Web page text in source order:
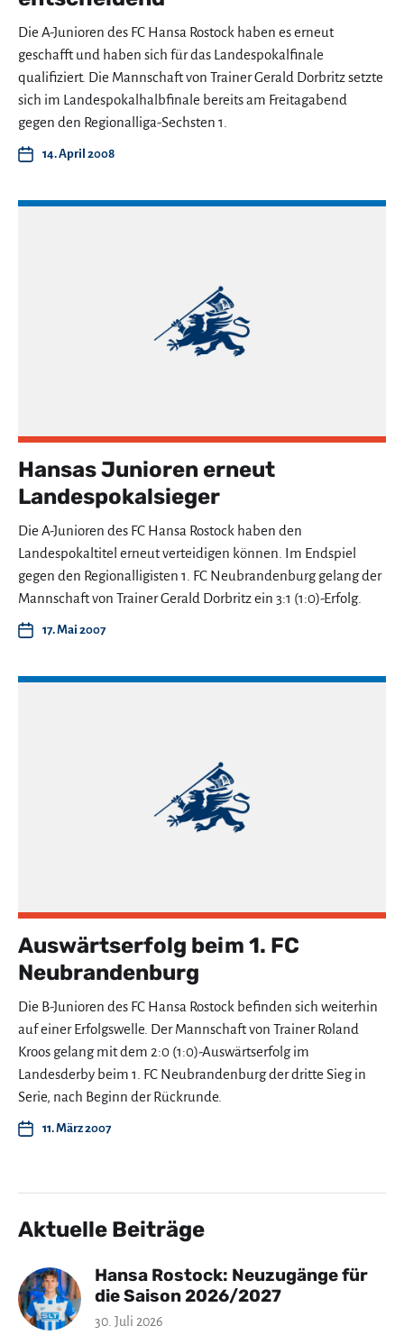
Die A-Junioren des FC Hansa Rostock haben es erneut
geschafft und haben sich für das Landespokalfinale
qualifiziert. Die Mannschaft von Trainer Gerald Dorbritz setzte
sich im Landespokalhalbfinale bereits am Freitagabend
gegen den Regionalliga-Sechsten 1.
14. April 2008
Hansas Junioren erneut
Landespokalsieger
Die A-Junioren des FC Hansa Rostock haben den
Landespokaltitel erneut verteidigen können. Im Endspiel
gegen den Regionalligisten 1. FC Neubrandenburg gelang der
Mannschaft von Trainer Gerald Dorbritz ein 3:1 (1:0)-Erfolg.
17. Mai 2007
Auswärtserfolg beim 1. FC
Neubrandenburg
Die B-Junioren des FC Hansa Rostock befinden sich weiterhin
auf einer Erfolgswelle. Der Mannschaft von Trainer Roland
Kroos gelang mit dem 2:0 (1:0)-Auswärtserfolg im
Landesderby beim 1. FC Neubrandenburg der dritte Sieg in
Serie, nach Beginn der Rückrunde.
11. März 2007
Aktuelle Beiträge
Hansa Rostock: Neuzugänge für
die Saison 2026/2027
30. Juli 2026